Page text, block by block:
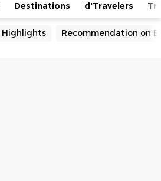
Destinations d'Travelers
Highlights Recommendation on